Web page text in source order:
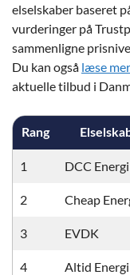
elselskaber baseret
vurderinger på
sammenligne
Du kan også læse
aktuelle tilbud i
Rang
1 DCC Energi
2 Cheap
3 EVDK
4 Altid Energi